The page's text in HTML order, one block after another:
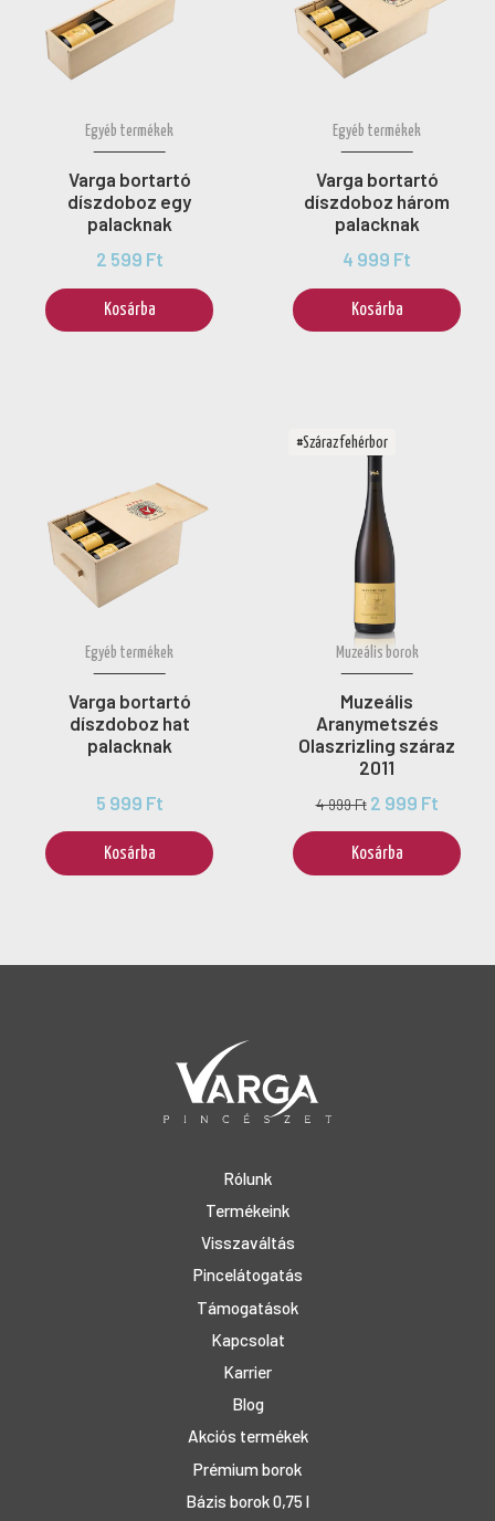
Egyéb termékek
Varga bortartó
díszdoboz egy
palacknak
2 599 Ft
Kosárba
Egyéb termékek
Varga bortartó
díszdoboz három
palacknak
4 999 Ft
Kosárba
Egyéb termékek
Varga bortartó
díszdoboz hat
palacknak
5 999 Ft
Kosárba
Muzeális borok
Muzeális
Aranymetszés
Olaszrizling száraz
2011
4 999 Ft 2 999 Ft
Kosárba
#Száraz fehérbor
Rólunk
Termékeink
Visszaváltás
Pincelátogatás
Támogatások
Kapcsolat
Karrier
Blog
Akciós termékek
Prémium borok
Bázis borok 0,75 l